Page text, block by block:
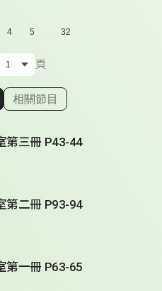
4 5 ... 32
頁
顯示相關單集
相關節目
第三冊 P43-44
第二冊 P93-94
第一冊 P63-65